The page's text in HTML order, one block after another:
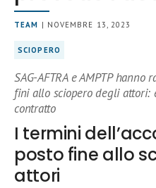
TEAM | NOVEMBRE 13, 2023
SCIOPERO
SAG-AFTRA e AMPTP
fini allo sciopero degli attori:
contratto
I termini
posto fine allo
attori